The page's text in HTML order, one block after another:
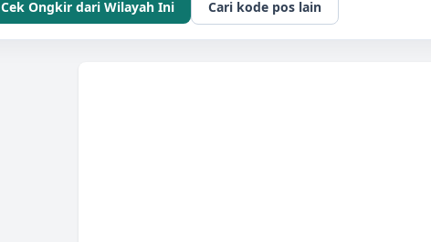
Cek Ongkir dari Wilayah Ini Cari kode pos lain